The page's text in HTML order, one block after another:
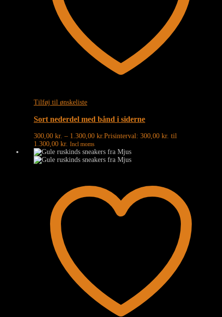
Tilføj til ønskeliste
Sort nederdel med bånd i siderne
300,00 kr. – 1.300,00 kr.Prisinterval: 300,00 kr. til
1.300,00 kr. Incl moms